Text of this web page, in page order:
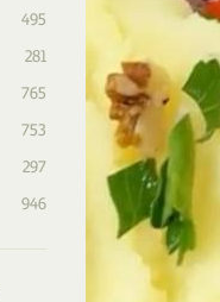
495
281
765
753
297
946